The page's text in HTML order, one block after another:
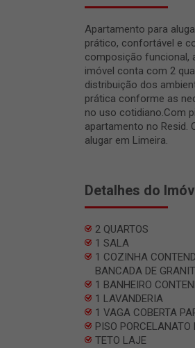
Apartamento para
prático, confortável e
composição funcional,
imóvel conta com 2
distribuição dos
prática conforme as
no uso cotidiano.Com
apartamento no Resid.
alugar em Limeira.
Detalhes do
2 QUARTOS
1 SALA
1 COZINHA
BANCADA DE
1 BANHEIRO
1 LAVANDERIA
1 VAGA COBERTA
PISO PORCELANATO
TETO LAJE